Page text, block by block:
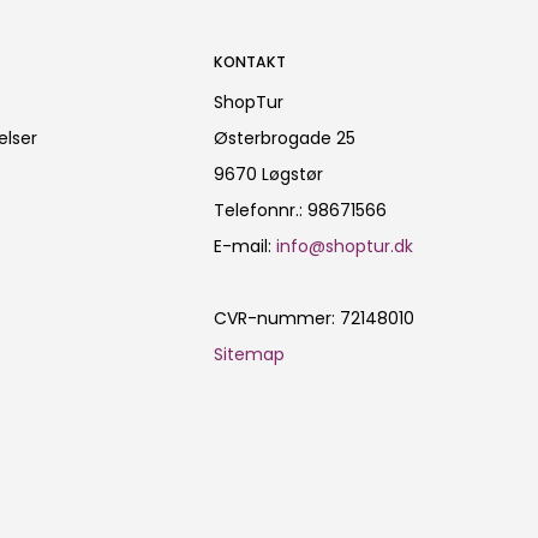
KONTAKT
ShopTur
Østerbrogade 25
9670 Løgstør
Telefonnr.: 98671566
E-mail: info@shoptur.dk
CVR-nummer: 72148010
Sitemap